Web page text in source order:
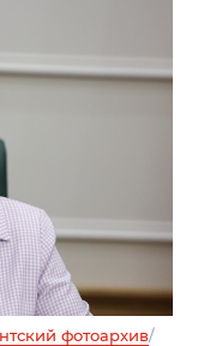
фотоархив/